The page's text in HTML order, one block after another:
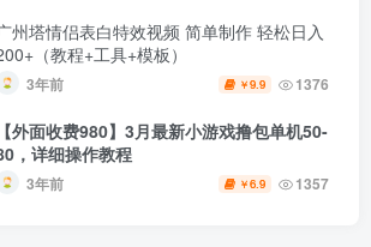
州塔情侣表白特效视频 简单制作 轻松日入
（教程+工具+模板）
3年前 ￥9.9 1376
【外面收费980】3月最新小游戏撸包单机50-
，详细操作教程
3年前 ￥6.9 1357